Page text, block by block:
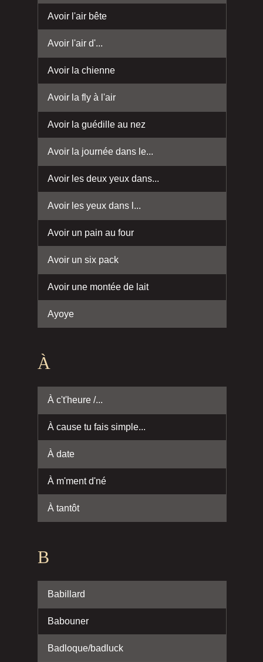
Avoir l'air bête
Avoir l'air d'...
Avoir la chienne
Avoir la fly à l'air
Avoir la guédille au nez
Avoir la journée dans le...
Avoir les deux yeux dans...
Avoir les yeux dans l...
Avoir un pain au four
Avoir un six pack
Avoir une montée de lait
Ayoye
À
À c't'heure /...
À cause tu fais simple...
À date
À m'ment d'né
À tantôt
B
Babillard
Babouner
Badloque/badluck